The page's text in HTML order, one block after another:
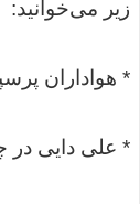
زیر می‌خوانید:
* هواداران پرسپولیس از
* علی دایی در